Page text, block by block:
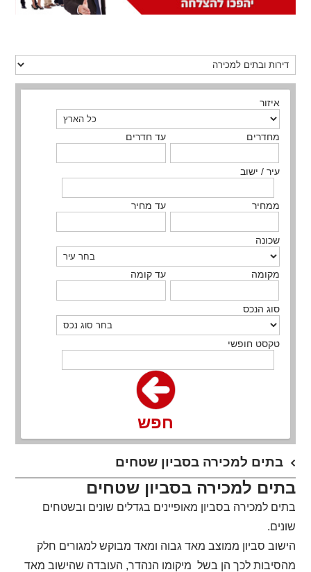
איזור
מחדרים עד חדרים
עיר / ישוב
ממחיר עד מחיר
שכונה
מקומה עד קומה
סוג הנכס
טקסט חופשי
חפש
​בתים למכירה בסביון שטחים
בתים למכירה בסביון שטחים
בתים למכירה בסביון מאופיינים בגדלים שונים ובשטחים
שונים.
הישוב סביון ממוצב מאד גבוה ומאד מבוקש למגורים חלק
מהסיבות לכך הן בשל מיקומו הנהדר, העובדה שהישוב מאד